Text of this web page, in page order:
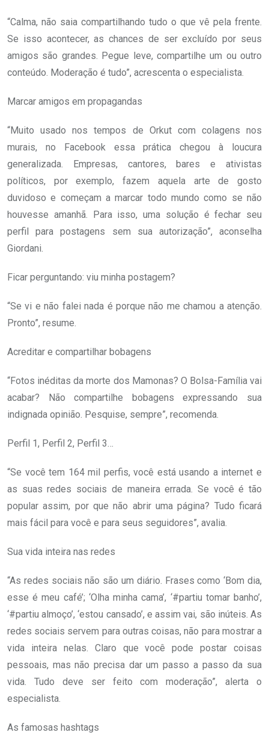
“Calma, não saia compartilhando tudo o que vê pela frente.
Se isso acontecer, as chances de ser excluído por seus
amigos são grandes. Pegue leve, compartilhe um ou outro
conteúdo. Moderação é tudo”, acrescenta o especialista.
Marcar amigos em propagandas
“Muito usado nos tempos de Orkut com colagens nos
murais, no Facebook essa prática chegou à loucura
generalizada. Empresas, cantores, bares e ativistas
políticos, por exemplo, fazem aquela arte de gosto
duvidoso e começam a marcar todo mundo como se não
houvesse amanhã. Para isso, uma solução é fechar seu
perfil para postagens sem sua autorização”, aconselha
Giordani.
Ficar perguntando: viu minha postagem?
“Se vi e não falei nada é porque não me chamou a atenção.
Pronto”, resume.
Acreditar e compartilhar bobagens
“Fotos inéditas da morte dos Mamonas? O Bolsa-Família vai
acabar? Não compartilhe bobagens expressando sua
indignada opinião. Pesquise, sempre”, recomenda.
Perfil 1, Perfil 2, Perfil 3…
“Se você tem 164 mil perfis, você está usando a internet e
as suas redes sociais de maneira errada. Se você é tão
popular assim, por que não abrir uma página? Tudo ficará
mais fácil para você e para seus seguidores”, avalia.
Sua vida inteira nas redes
“As redes sociais não são um diário. Frases como ‘Bom dia,
esse é meu café’; ‘Olha minha cama’, ‘#partiu tomar banho’,
‘#partiu almoço’, ‘estou cansado’, e assim vai, são inúteis. As
redes sociais servem para outras coisas, não para mostrar a
vida inteira nelas. Claro que você pode postar coisas
pessoais, mas não precisa dar um passo a passo da sua
vida. Tudo deve ser feito com moderação”, alerta o
especialista.
As famosas hashtags